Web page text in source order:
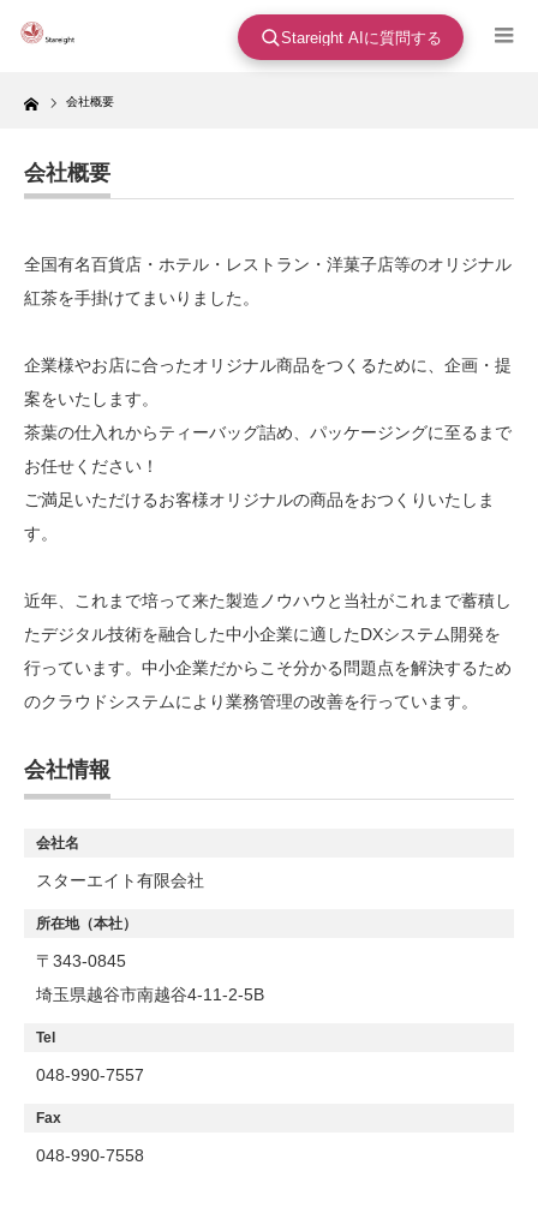
Stareight AIに質問する
Home 会社概要
会社概要
全国有名百貨店・ホテル・レストラン・洋菓子店等のオリジナル
紅茶を手掛けてまいりました。
企業様やお店に合ったオリジナル商品をつくるために、企画・提
案をいたします。
茶葉の仕入れからティーバッグ詰め、パッケージングに至るまで
お任せください！
ご満足いただけるお客様オリジナルの商品をおつくりいたしま
す。
近年、これまで培って来た製造ノウハウと当社がこれまで蓄積し
たデジタル技術を融合した中小企業に適したDXシステム開発を
行っています。中小企業だからこそ分かる問題点を解決するため
のクラウドシステムにより業務管理の改善を行っています。
会社情報
会社名
スターエイト有限会社
所在地（本社）
〒343-0845
埼玉県越谷市南越谷4-11-2-5B
Tel
048-990-7557
Fax
048-990-7558